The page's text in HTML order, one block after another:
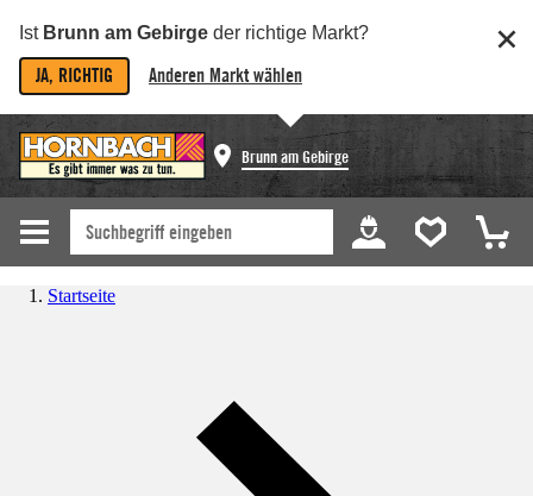
Ist Brunn am Gebirge der richtige Markt?
JA, RICHTIG Anderen Markt wählen
Brunn am Gebirge
Startseite